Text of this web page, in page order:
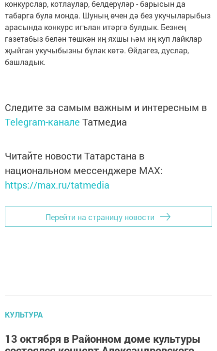
конкурслар, котлаулар, белдерүләр - барысын да
табарга була монда. Шуның өчен дә без укучыларыбыз
арасында конкурс игълан итәргә булдык. Безнең
газетабыз белән төшкән иң яхшы һәм иң куп лайклар
җыйган укучыбызны бүләк көтә. Өйдәгез, дуслар,
башладык.
Следите за самым важным и интересным в
Telegram-канале Татмедиа
Читайте новости Татарстана в
национальном мессенджере MАХ:
https://max.ru/tatmedia
Перейти на страницу новости
КУЛЬТУРА
13 октября в Районном доме культуры